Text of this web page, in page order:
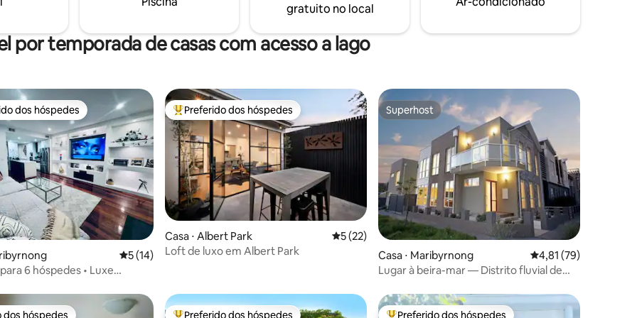
gratuito no local
por temporada de casas com acesso a lago
de 5, 42 avaliações
preferidos dos hóspedes
dos hóspedes
5 de uma avaliação média de 5, 14 avaliações
5 (14)
6 hóspedes • Luxe
Entre os melhores preferidos dos hóspedes
Preferido dos hóspedes
Casa ⋅ Albert Park 5 de uma avaliação média de 5, 22 avaliações
5 (22)
Loft de luxo em Albert Park
Superhost
Superhost
Casa ⋅ Maribyrnong 4,81 de uma
4,81 (79)
Lugar à beira-mar — Distrito fluvial de
dos hóspedes Preferido dos hóspedes Preferido dos hóspedes